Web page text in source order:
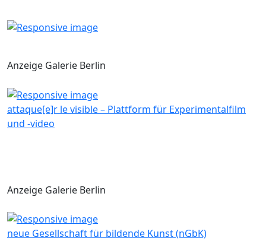
Anzeige Galerie Berlin
attaque[e]r le visible – Plattform für Experimentalfilm
und -video
Anzeige Galerie Berlin
neue Gesellschaft für bildende Kunst (nGbK)